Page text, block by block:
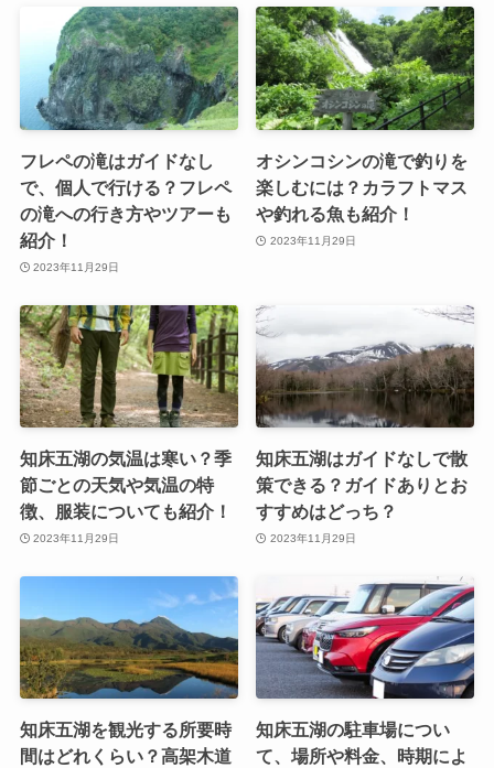
フレペの滝はガイドなし
で、個人で行ける？フレペ
の滝への行き方やツアーも
紹介！
2023年11月29日
オシンコシンの滝で釣りを
楽しむには？カラフトマス
や釣れる魚も紹介！
2023年11月29日
知床五湖の気温は寒い？季
節ごとの天気や気温の特
徴、服装についても紹介！
2023年11月29日
知床五湖はガイドなしで散
策できる？ガイドありとお
すすめはどっち？
2023年11月29日
知床五湖を観光する所要時
間はどれくらい？高架木道
知床五湖の駐車場につい
て、場所や料金、時期によ